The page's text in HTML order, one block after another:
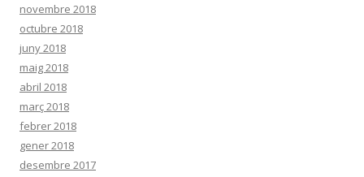
novembre 2018
octubre 2018
juny 2018
maig 2018
abril 2018
març 2018
febrer 2018
gener 2018
desembre 2017